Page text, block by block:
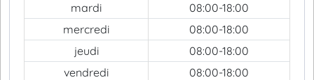
mardi
08:00-18:00
mercredi
08:00-18:00
jeudi
08:00-18:00
vendredi
08:00-18:00